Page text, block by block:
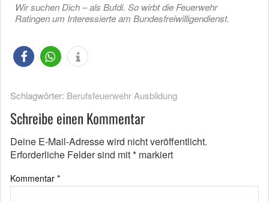
Wir suchen Dich – als Bufdi. So wirbt die Feuerwehr
Ratingen um Interessierte am Bundesfreiwilligendienst.
Schlagwörter: Berufsfeuerwehr Ausbildung
Schreibe einen Kommentar
Deine E-Mail-Adresse wird nicht veröffentlicht.
Erforderliche Felder sind mit* markiert
Kommentar *